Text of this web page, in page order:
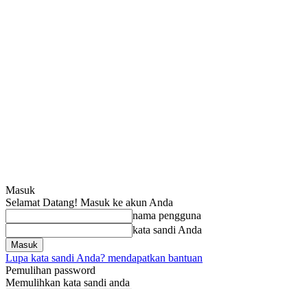
Masuk
Selamat Datang! Masuk ke akun Anda
nama pengguna
kata sandi Anda
Lupa kata sandi Anda? mendapatkan bantuan
Pemulihan password
Memulihkan kata sandi anda